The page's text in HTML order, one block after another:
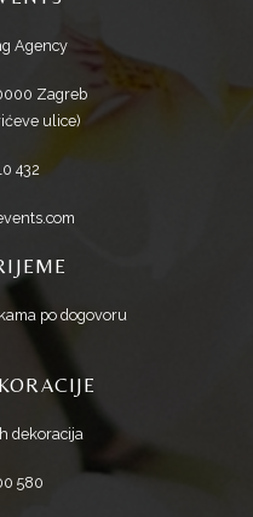
Agency
Zagreb
ulice)
432
po dogovoru
dekoracija
580